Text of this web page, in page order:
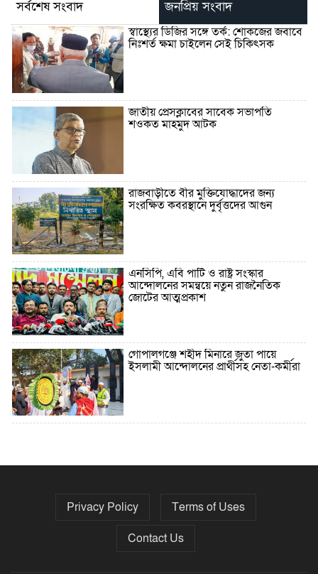
সর্বশেষ সংবাদ জনপ্রিয় সংবাদ
স্বাস্থ্যের ডিজির সঙ্গে তর্ক: শোকজের জবাবে
নিঃশর্ত ক্ষমা চাইলেন সেই চিকিৎসক
জাতীয় প্রেসক্লাবের সাবেক সভাপতি
শওকত মাহমুদ আটক
রাজবাড়ীতে বীর মুক্তিযোদ্ধাদের জন্য
সংরক্ষিত কবরস্থানে দুর্বৃত্তদের আগুন
এনসিপি, এবি পার্টি ও রাষ্ট্র সংস্কার
আন্দোলনের সমন্বয়ে নতুন রাজনৈতিক
জোটের আত্মপ্রকাশ
গোপালগঞ্জে শহীদ মিনারে জুতা পায়ে
ইসলামী আন্দোলনের প্রার্থীসহ নেতা-কর্মীরা
নির্বাচনের তফসিল ৮-১৫ ডিসেম্বরের মধ্যে
Privacy Policy
Terms of Uses
Contact Us